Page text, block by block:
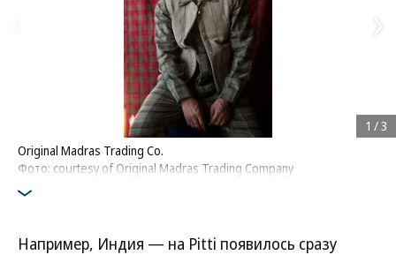
Original Madras Trading Co.
Фото: courtesy of Original Madras Trading Company
1 /3
Например, Индия — на Pitti появилось сразу